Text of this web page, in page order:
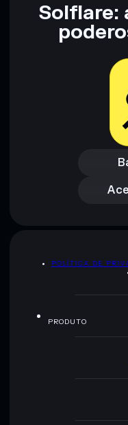
Solflare:
POLÍTICA DE
PRODUTO